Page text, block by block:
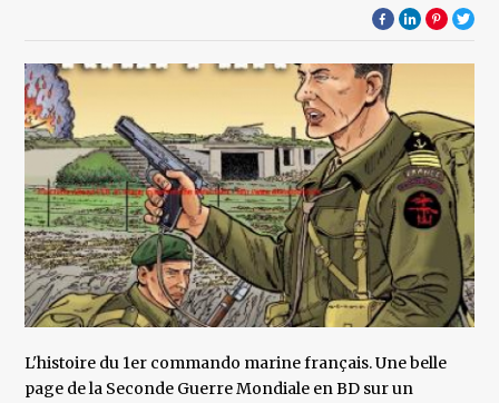
L'histoire du 1er commando marine français. Une belle
page de la Seconde Guerre Mondiale en BD sur un